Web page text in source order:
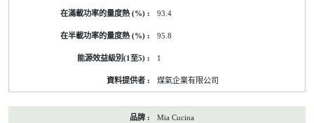
93.4
95.8
1
煤氣企業有限公司
Mia Cucina